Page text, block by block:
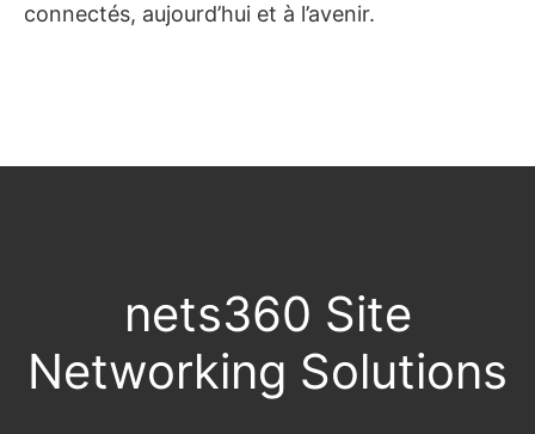
connectés, aujourd’hui et à l’avenir.
nets360 Site
Networking Solutions